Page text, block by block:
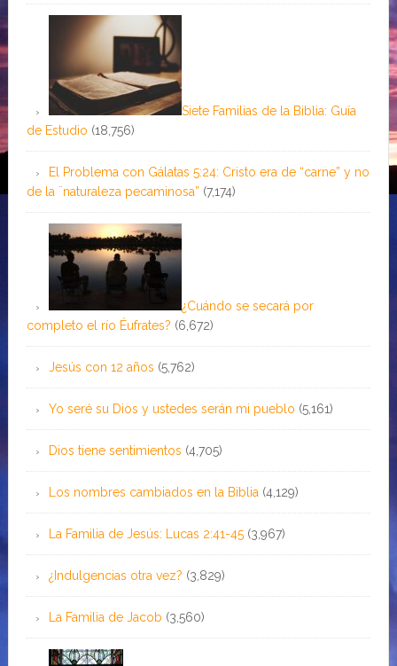
Siete Familias de la Biblia: Guía
de Estudio (18,756)
El Problema con Gálatas 5:24: Cristo era de “carne” y no
de la ¨naturaleza pecaminosa” (7,174)
¿Cuándo se secará por
completo el río Éufrates? (6,672)
Jesús con 12 años (5,762)
Yo seré su Dios y ustedes serán mi pueblo (5,161)
Dios tiene sentimientos (4,705)
Los nombres cambiados en la Biblia (4,129)
La Familia de Jesús: Lucas 2:41-45 (3,967)
¿Indulgencias otra vez? (3,829)
La Familia de Jacob (3,560)